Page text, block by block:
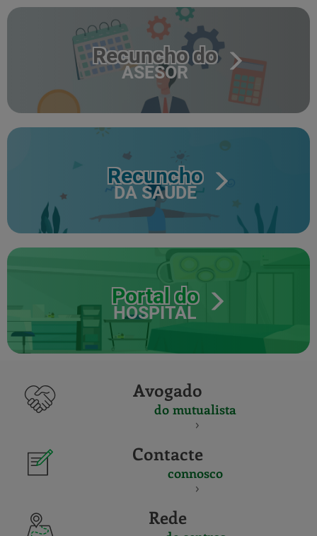
Recuncho do
ASESOR
Recuncho
DA SAÚDE
Portal do
HOSPITAL
Avogado
do mutualista
Contacte
connosco
Rede